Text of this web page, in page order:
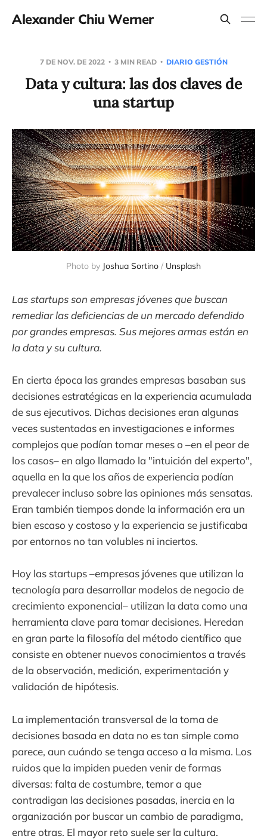
Alexander Chiu Werner
7 DE NOV. DE 2022 3 MIN READ DIARIO GESTIÓN
Data y cultura: las dos claves de
una startup
Photo by Joshua Sortino / Unsplash
Las startups son empresas jóvenes que buscan
remediar las deficiencias de un mercado defendido
por grandes empresas. Sus mejores armas están en
la data y su cultura.
En cierta época las grandes empresas basaban sus
decisiones estratégicas en la experiencia acumulada
de sus ejecutivos. Dichas decisiones eran algunas
veces sustentadas en investigaciones e informes
complejos que podían tomar meses o –en el peor de
los casos– en algo llamado la "intuición del experto",
aquella en la que los años de experiencia podían
prevalecer incluso sobre las opiniones más sensatas.
Eran también tiempos donde la información era un
bien escaso y costoso y la experiencia se justificaba
por entornos no tan volubles ni inciertos.
Hoy las startups –empresas jóvenes que utilizan la
tecnología para desarrollar modelos de negocio de
crecimiento exponencial– utilizan la data como una
herramienta clave para tomar decisiones. Heredan
en gran parte la filosofía del método científico que
consiste en obtener nuevos conocimientos a través
de la observación, medición, experimentación y
validación de hipótesis.
La implementación transversal de la toma de
decisiones basada en data no es tan simple como
parece, aun cuándo se tenga acceso a la misma. Los
ruidos que la impiden pueden venir de formas
diversas: falta de costumbre, temor a que
contradigan las decisiones pasadas, inercia en la
organización por buscar un cambio de paradigma,
entre otras. El mayor reto suele ser la cultura.